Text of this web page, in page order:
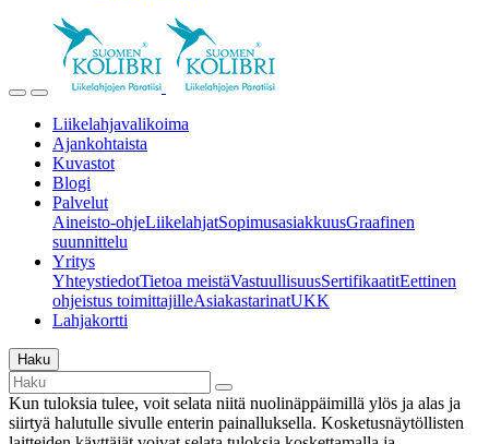
Liikelahjavalikoima
Ajankohtaista
Kuvastot
Blogi
Palvelut
Aineisto-ohjeLiikelahjatSopimusasiakkuusGraafinen
suunnittelu
Yritys
YhteystiedotTietoa meistäVastuullisuusSertifikaatitEettinen
ohjeistus toimittajilleAsiakastarinatUKK
Lahjakortti
Haku
Kun tuloksia tulee, voit selata niitä nuolinäppäimillä ylös ja alas ja
siirtyä halutulle sivulle enterin painalluksella. Kosketusnäytöllisten